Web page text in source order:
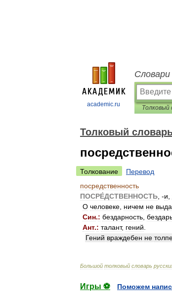
academic.ru
Словари
Толковый
Толкование
Перевод
посредственность
ПОСРЕ́ДСТВЕННОСТЬ , -и
О человеке ничем не
Син.: бездарность
Ант.: талант, гений
Гений враждебен не
Большой толковый словарь
Игры ⚽
Поможем